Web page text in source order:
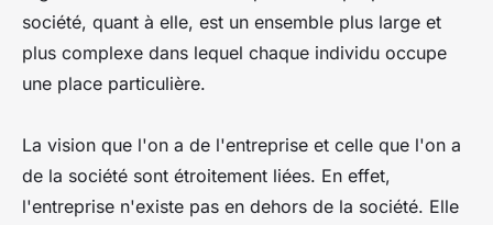
société, quant à elle, est un ensemble plus large et
plus complexe dans lequel chaque individu occupe
une place particulière.
La vision que l'on a de l'entreprise et celle que l'on a
de la société sont étroitement liées. En effet,
l'entreprise n'existe pas en dehors de la société. Elle